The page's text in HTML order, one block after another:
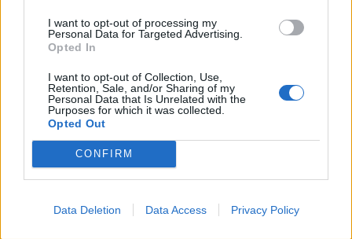
I want to opt-out of processing my
Personal Data for Targeted Advertising.
Opted In
I want to opt-out of Collection, Use,
Retention, Sale, and/or Sharing of my
Personal Data that Is Unrelated with the
Purposes for which it was collected.
Opted Out
CONFIRM
Data Deletion Data Access Privacy Policy